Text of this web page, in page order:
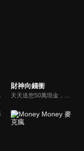
財神向錢衝